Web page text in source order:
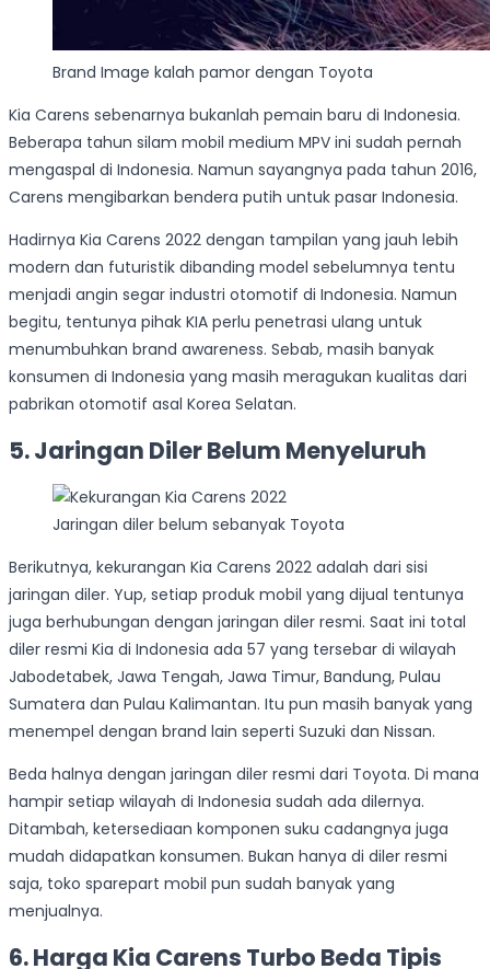
Brand Image kalah pamor dengan Toyota
Kia Carens sebenarnya bukanlah pemain baru di Indonesia.
Beberapa tahun silam mobil medium MPV ini sudah pernah
mengaspal di Indonesia. Namun sayangnya pada tahun 2016,
Carens mengibarkan bendera putih untuk pasar Indonesia.
Hadirnya Kia Carens 2022 dengan tampilan yang jauh lebih
modern dan futuristik dibanding model sebelumnya tentu
menjadi angin segar industri otomotif di Indonesia. Namun
begitu, tentunya pihak KIA perlu penetrasi ulang untuk
menumbuhkan brand awareness. Sebab, masih banyak
konsumen di Indonesia yang masih meragukan kualitas dari
pabrikan otomotif asal Korea Selatan.
5. Jaringan Diler Belum Menyeluruh
Jaringan diler belum sebanyak Toyota
Berikutnya, kekurangan Kia Carens 2022 adalah dari sisi
jaringan diler. Yup, setiap produk mobil yang dijual tentunya
juga berhubungan dengan jaringan diler resmi. Saat ini total
diler resmi Kia di Indonesia ada 57 yang tersebar di wilayah
Jabodetabek, Jawa Tengah, Jawa Timur, Bandung, Pulau
Sumatera dan Pulau Kalimantan. Itu pun masih banyak yang
menempel dengan brand lain seperti Suzuki dan Nissan.
Beda halnya dengan jaringan diler resmi dari Toyota. Di mana
hampir setiap wilayah di Indonesia sudah ada dilernya.
Ditambah, ketersediaan komponen suku cadangnya juga
mudah didapatkan konsumen. Bukan hanya di diler resmi
saja, toko sparepart mobil pun sudah banyak yang
menjualnya.
6. Harga Kia Carens Turbo Beda Tipis